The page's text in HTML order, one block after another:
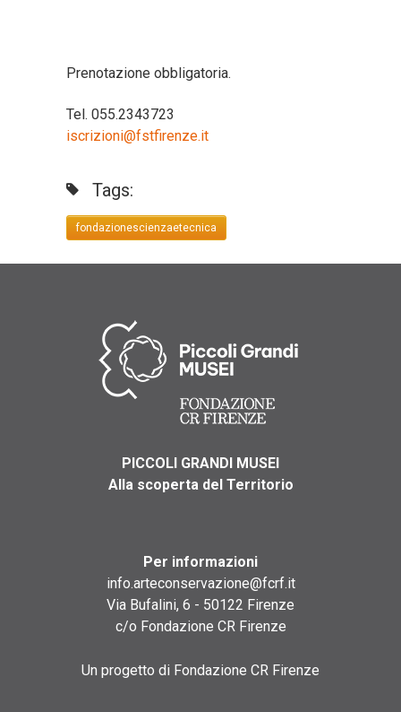
Prenotazione obbligatoria.
Tel. 055.2343723
iscrizioni@fstfirenze.it
Tags:
fondazionescienzaetecnica
PICCOLI GRANDI MUSEI
Alla scoperta del Territorio
Per informazioni
info.arteconservazione@fcrf.it
Via Bufalini, 6 - 50122 Firenze
c/o Fondazione CR Firenze
Un progetto di Fondazione CR Firenze